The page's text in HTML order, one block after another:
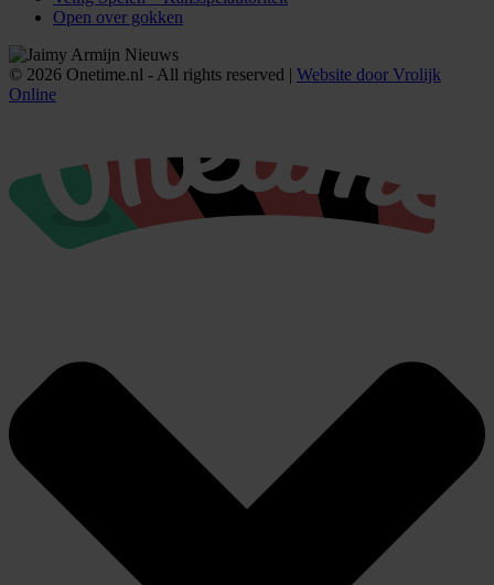
Open over gokken
© 2026 Onetime.nl - All rights reserved | Website door Vrolijk
Online